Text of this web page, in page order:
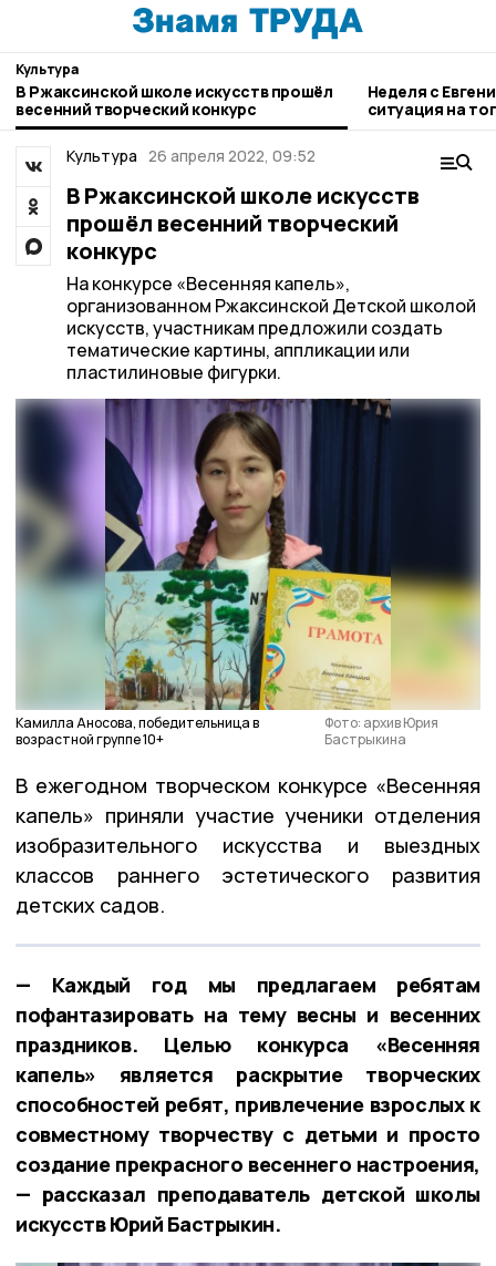
Культура
В Ржаксинской школе искусств прошёл
весенний творческий конкурс
Неделя с
ситуация на
городе и
Культура 26 апреля 2022, 09:52
В Ржаксинской школе искусств
прошёл весенний творческий
конкурс
На конкурсе «Весенняя капель»,
организованном Ржаксинской Детской школой
искусств, участникам предложили создать
тематические картины, аппликации или
пластилиновые фигурки.
Камилла Аносова, победительница в
возрастной группе 10+
Фото: архив Юрия
Бастрыкина
В ежегодном творческом конкурсе «Весенняя
капель» приняли участие ученики отделения
изобразительного искусства и выездных
классов раннего эстетического развития
детских садов.
— Каждый год мы предлагаем ребятам
пофантазировать на тему весны и весенних
праздников. Целью конкурса «Весенняя
капель» является раскрытие творческих
способностей ребят, привлечение взрослых к
совместному творчеству с детьми и просто
создание прекрасного весеннего настроения,
— рассказал преподаватель детской школы
искусств Юрий Бастрыкин.